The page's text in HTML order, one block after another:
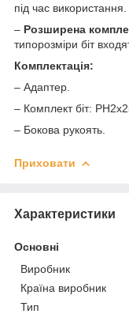
під час використання.
– Розширена
типорозміри біт
Комплектація:
– Адаптер.
– Комплект біт:
– Бокова рукоять.
Приховати
Характеристики
Основні
Виробник
Країна виробник
Тип